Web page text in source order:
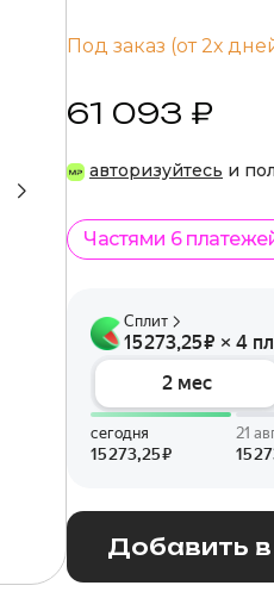
Под заказ (от 2х
61 093 ₽
авторизуйтесь и
Частями 6
Добавить в